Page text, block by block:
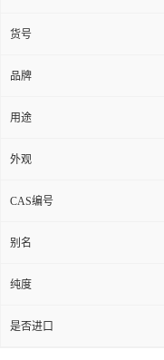
货号
品牌
用途
外观
CAS编号
别名
纯度
是否进口